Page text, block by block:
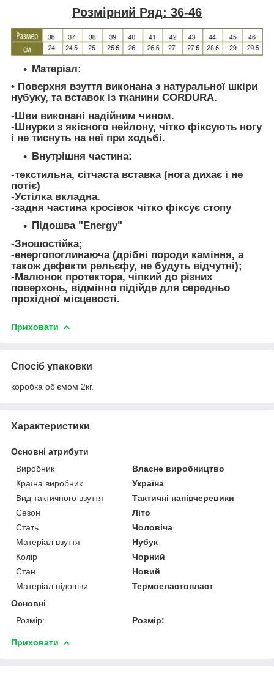
Розмірний Ряд: 36-46
Матеріал:
• Поверхня взуття виконана з натуральної шкіри
нубуку, та вставок із тканини CORDURA.
-Шви виконані надійним чином.
-Шнурки з якісного нейлону, чітко фіксують ногу
і не тиснуть на неї при ходьбі.
Внутрішня частина:
-текстильна, сітчаста вставка (нога дихає і не
потіє)
-Устілка вкладна.
-задня частина кросівок чітко фіксує стопу
Підошва "Energy"
-Зношостійка;
-енергопоглинаюча (дрібні породи каміння, а
також дефекти рельєфу, не будуть відчутні);
-Малюнок протектора, чіпкий до різних
поверхонь, відмінно підійде для середньо
прохідної місцевості.
Приховати
Спосіб упаковки
коробка об'ємом 2кг.
Характеристики
Основні атрибути
Виробник
Власне виробництво
Країна виробник
Україна
Вид тактичного взуття
Тактичні напівчеревики
Сезон
Літо
Стать
Чоловіча
Матеріал взуття
Нубук
Колір
Чорний
Стан
Новий
Матеріал підошви
Термоеластопласт
Основні
Розмір:
Розмір:
Приховати